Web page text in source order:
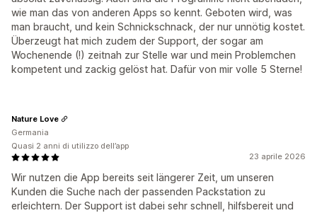
wie man das von anderen Apps so kennt. Geboten wird, was
man braucht, und kein Schnickschnack, der nur unnötig kostet.
Überzeugt hat mich zudem der Support, der sogar am
Wochenende (!) zeitnah zur Stelle war und mein Problemchen
kompetent und zackig gelöst hat. Dafür von mir volle 5 Sterne!
23 aprile 2026
Wir nutzen die App bereits seit längerer Zeit, um unseren
Kunden die Suche nach der passenden Packstation zu
erleichtern. Der Support ist dabei sehr schnell, hilfsbereit und
Nature Love
Germania
Quasi 2 anni di utilizzo dell’app